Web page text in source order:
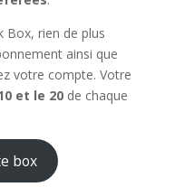
Box, rien de plus
ainsi que
votre compte. Votre
et le 20de chaque
box